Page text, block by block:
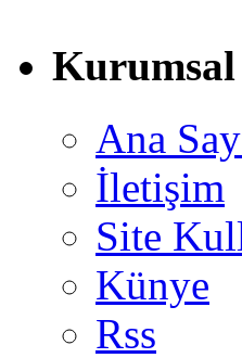
Kurumsal
Ana
İletişim
Site
Künye
Rss